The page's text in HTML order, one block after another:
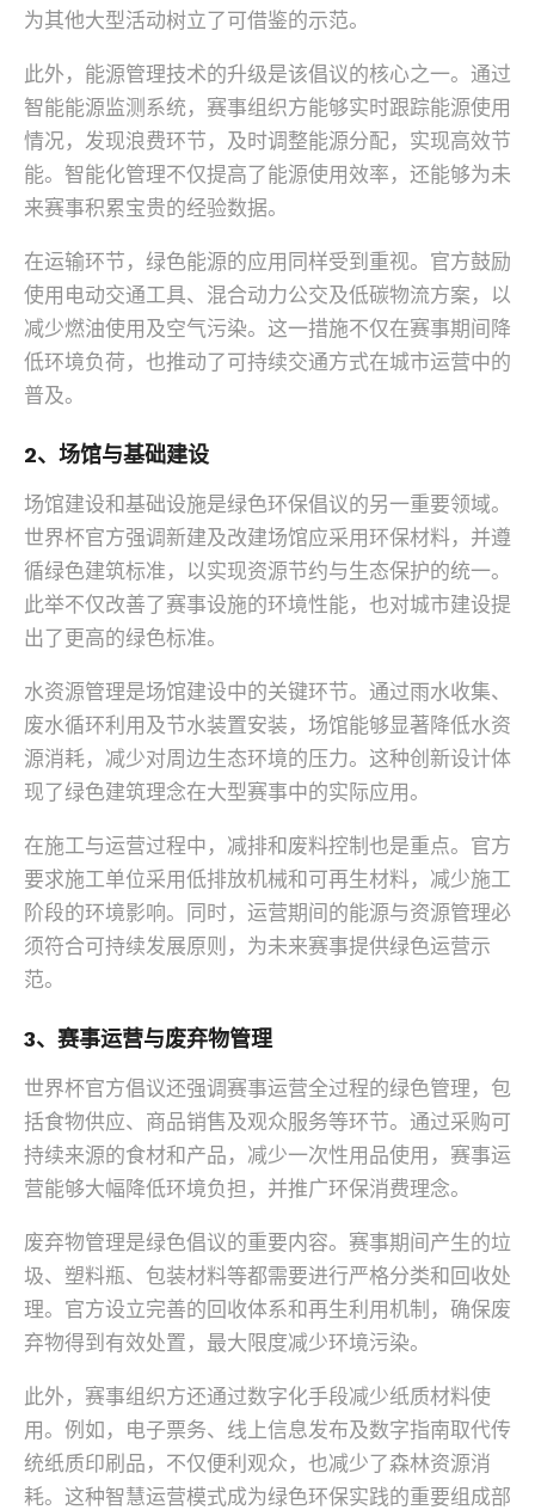
为其他大型活动树立了可借鉴的示范。
此外，能源管理技术的升级是该倡议的核心之一。通过
智能能源监测系统，赛事组织方能够实时跟踪能源使用
情况，发现浪费环节，及时调整能源分配，实现高效节
能。智能化管理不仅提高了能源使用效率，还能够为未
来赛事积累宝贵的经验数据。
在运输环节，绿色能源的应用同样受到重视。官方鼓励
使用电动交通工具、混合动力公交及低碳物流方案，以
减少燃油使用及空气污染。这一措施不仅在赛事期间降
低环境负荷，也推动了可持续交通方式在城市运营中的
普及。
2、场馆与基础建设
场馆建设和基础设施是绿色环保倡议的另一重要领域。
世界杯官方强调新建及改建场馆应采用环保材料，并遵
循绿色建筑标准，以实现资源节约与生态保护的统一。
此举不仅改善了赛事设施的环境性能，也对城市建设提
出了更高的绿色标准。
水资源管理是场馆建设中的关键环节。通过雨水收集、
废水循环利用及节水装置安装，场馆能够显著降低水资
源消耗，减少对周边生态环境的压力。这种创新设计体
现了绿色建筑理念在大型赛事中的实际应用。
在施工与运营过程中，减排和废料控制也是重点。官方
要求施工单位采用低排放机械和可再生材料，减少施工
阶段的环境影响。同时，运营期间的能源与资源管理必
须符合可持续发展原则，为未来赛事提供绿色运营示
范。
3、赛事运营与废弃物管理
世界杯官方倡议还强调赛事运营全过程的绿色管理，包
括食物供应、商品销售及观众服务等环节。通过采购可
持续来源的食材和产品，减少一次性用品使用，赛事运
营能够大幅降低环境负担，并推广环保消费理念。
废弃物管理是绿色倡议的重要内容。赛事期间产生的垃
圾、塑料瓶、包装材料等都需要进行严格分类和回收处
理。官方设立完善的回收体系和再生利用机制，确保废
弃物得到有效处置，最大限度减少环境污染。
此外，赛事组织方还通过数字化手段减少纸质材料使
用。例如，电子票务、线上信息发布及数字指南取代传
统纸质印刷品，不仅便利观众，也减少了森林资源消
耗。这种智慧运营模式成为绿色环保实践的重要组成部